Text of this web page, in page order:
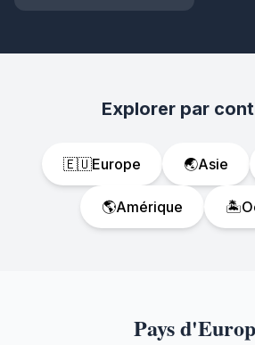
Explorer par
🇪🇺Europe 🌏Asie
🌎Amérique 🏝️
Pays